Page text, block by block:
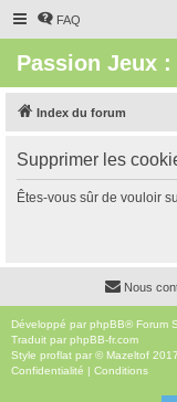
FAQ
Passion Jeux
Index du forum
Supprimer les
Êtes-vous sûr de vouloir
Nous
Développé par phpBB® Forum
Traduit par phpBB-fr.com
Style proflat par © Mazeltof 2017
Confidentialité | Conditions